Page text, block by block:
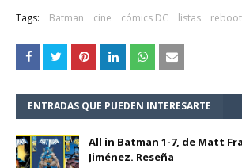
Tags: Batman cine cómics DC listas reboot
ENTRADAS QUE PUEDEN INTERESARTE
All in Batman 1-7, de Matt
Jiménez. Reseña